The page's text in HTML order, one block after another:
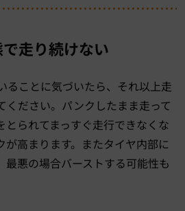
走り続けない
ることに気づいたら、それ以上走
ください。パンクしたまま走って
とられてまっすぐ走行できなくな
が高まります。またタイヤ内部に
最悪の場合バーストする可能性も